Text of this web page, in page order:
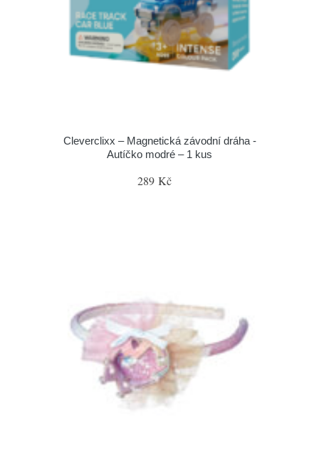
Cleverclixx – Magnetická závodní dráha -
Autíčko modré – 1 kus
289 Kč